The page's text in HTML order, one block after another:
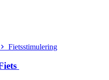
Fietsstimulering